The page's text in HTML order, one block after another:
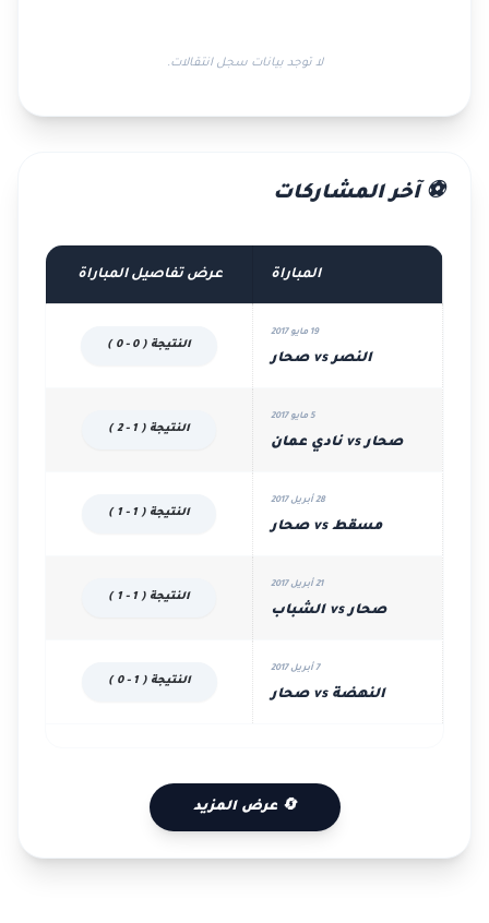
لا توجد بيانات سجل انتقالات.
⚽ آخر المشاركات
المباراة عرض تفاصيل المباراة
19 مايو 2017
النصر vs صحار
النتيجة ( 0 - 0 )
5 مايو 2017
صحار vs نادي عمان
النتيجة ( 1 - 2 )
28 أبريل 2017
مسقط vs صحار
النتيجة ( 1 - 1 )
21 أبريل 2017
صحار vs الشباب
النتيجة ( 1 - 1 )
7 أبريل 2017
النهضة vs صحار
النتيجة ( 1 - 0 )
🔄 عرض المزيد